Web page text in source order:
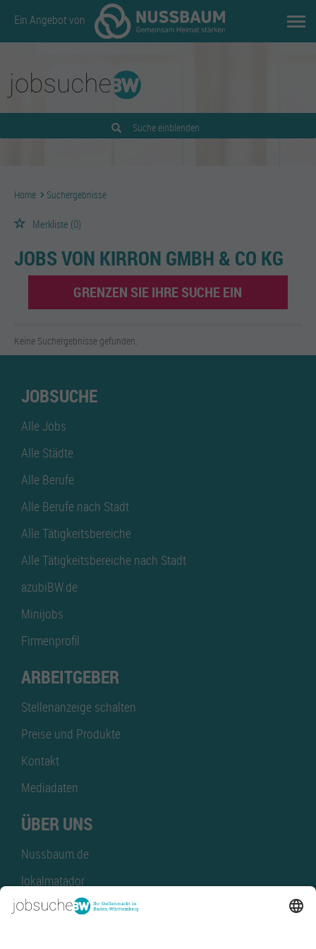
Ein Angebot von
Suche einblenden
Home Suchergebnisse
Merkliste (0)
JOBS VON KIRRON GMBH & CO KG
GRENZEN SIE IHRE SUCHE EIN
Keine Suchergebnisse gefunden.
JOBSUCHE
Alle Jobs
Alle Städte
Alle Berufe
Alle Berufe nach Stadt
Alle Tätigkeitsbereiche
Alle Tätigkeitsbereiche nach Stadt
azubiBW.de
Minijobs
Firmenprofil
ARBEITGEBER
Stellenanzeige schalten
Preise und Produkte
Kontakt
Mediadaten
ÜBER UNS
Nussbaum.de
lokalmatador
kaufinBW